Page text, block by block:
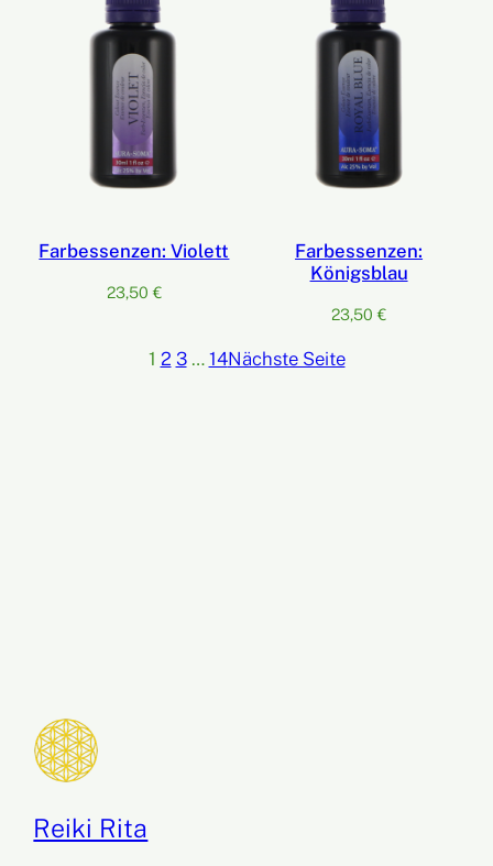
Farbessenzen: Violett
23,50€
Farbessenzen:
Königsblau
23,50€
1 2 3 … 14Nächste Seite
Reiki Rita